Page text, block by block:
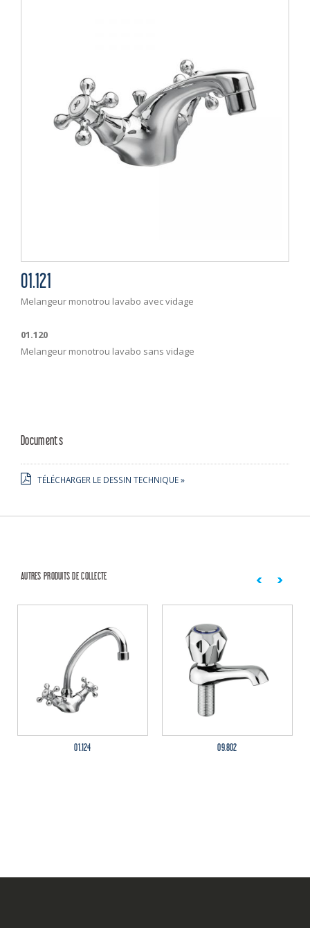
01.121
Melangeur monotrou lavabo avec vidage
01.120
Melangeur monotrou lavabo sans vidage
Documents
TÉLÉCHARGER LE DESSIN TECHNIQUE »
AUTRES PRODUITS DE COLLECTE
01.124 09.802